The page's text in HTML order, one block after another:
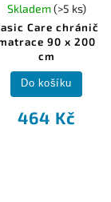
Care chránič
90 x 200
cm
Skladem(>5 ks)
464 Kč
Do košíku